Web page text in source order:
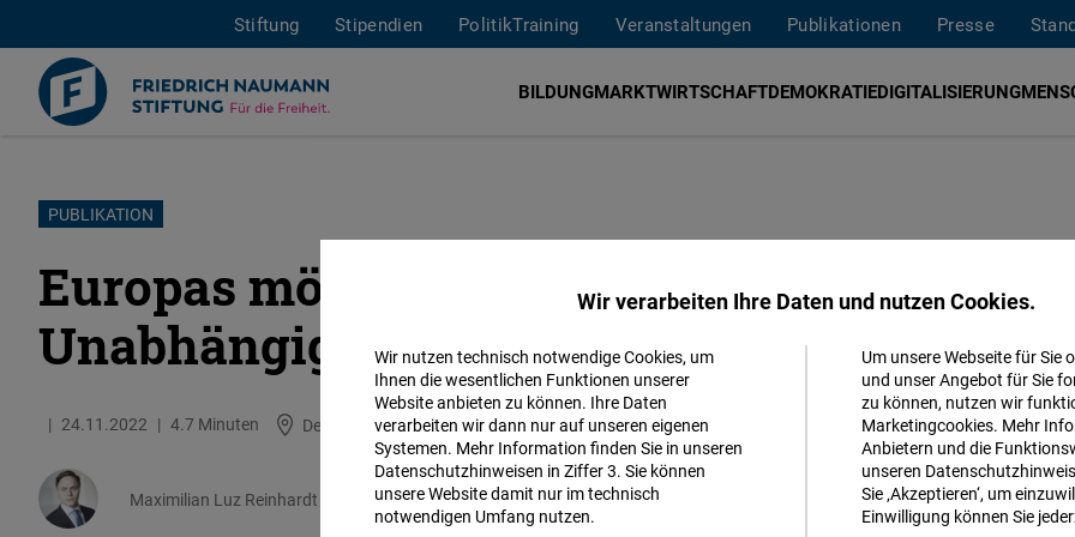
Direkt
Inhalt
Stiftung Stipendien PolitikTraining Veranstaltungen Publikationen Presse
BILDUNGMARKTWIRTSCHAFTDEMOKRATIEDIGITALISIERUNG
PUBLIKATION
Europas möglicher Weg zur
Unabhängigkeit
24.11.2022 4.7 Minuten Deutschland Englisch
Maximilian Luz Reinhardt Dr.Nele Fabian
Wir verarbeiten Ihre Daten und nutzen Cookies.
Wir nutzen technisch notwendige Cookies, um
Ihnen die wesentlichen Funktionen unserer
Website anbieten zu können. Ihre Daten
verarbeiten wir dann nur auf unseren eigenen
Systemen. Mehr Information finden Sie in unseren
Datenschutzhinweisen in Ziffer 3. Sie können
unsere Website damit nur im technisch
notwendigen Umfang nutzen.
Um unsere Webseite für Sie
und unser Angebot für Sie
zu können, nutzen wir
Marketingcookies. Mehr
Anbietern und die
unseren
Sie ‚Akzeptieren‘, um
Einwilligung können Sie
Matomo
Facebook
Embed
Akzeptieren